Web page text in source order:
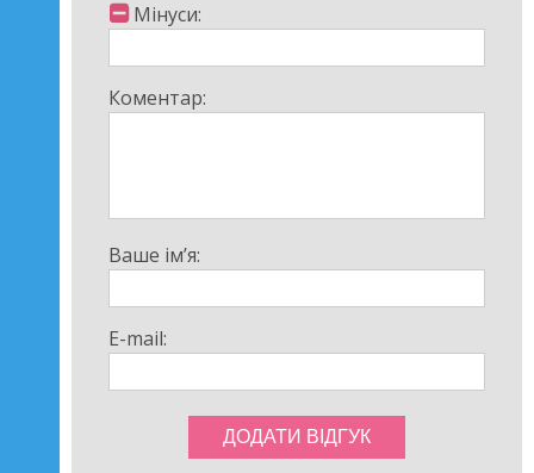
Мінуси:
Коментар:
Ваше ім’я:
E-mail: